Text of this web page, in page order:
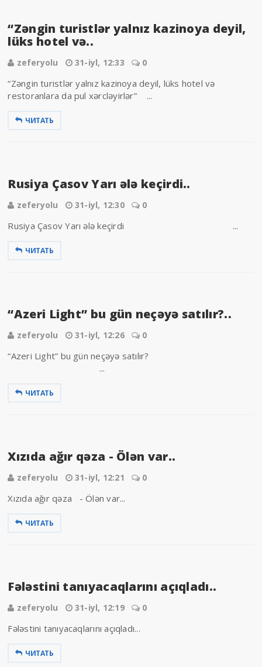
“Zəngin turistlər yalnız kazinoya deyil,
lüks hotel və..
zeferyolu 31-iyl, 12:33 0
“Zəngin turistlər yalnız kazinoya deyil, lüks hotel və
restoranlara da pul xərcləyirlər” ...
ЧИТАТЬ
Rusiya Çasov Yarı ələ keçirdi..
zeferyolu 31-iyl, 12:30 0
Rusiya Çasov Yarı ələ keçirdi ...
ЧИТАТЬ
“Azeri Light” bu gün neçəyə satılır?..
zeferyolu 31-iyl, 12:26 0
“Azeri Light” bu gün neçəyə satılır?
...
ЧИТАТЬ
Xızıda ağır qəza - Ölən var..
zeferyolu 31-iyl, 12:21 0
Xızıda ağır qəza - Ölən var...
ЧИТАТЬ
Fələstini tanıyacaqlarını açıqladı..
zeferyolu 31-iyl, 12:19 0
Fələstini tanıyacaqlarını açıqladı...
ЧИТАТЬ